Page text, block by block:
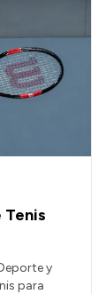
Tenis
y
para